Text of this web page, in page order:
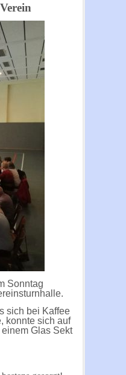
Sonntag
sich bei Kaffee
konnte sich auf
Glas Sekt